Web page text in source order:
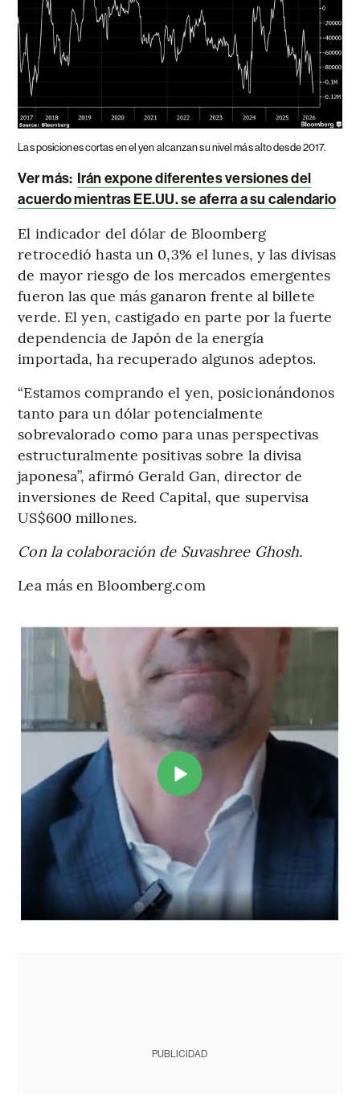
Las posiciones cortas en el yen alcanzan su nivel más alto desde 2017.
Ver más: Irán expone diferentes versiones del
acuerdo mientras EE.UU. se aferra a su calendario
El indicador del dólar de Bloomberg
retrocedió hasta un 0,3% el lunes, y las divisas
de mayor riesgo de los mercados emergentes
fueron las que más ganaron frente al billete
verde. El yen, castigado en parte por la fuerte
dependencia de Japón de la energía
importada, ha recuperado algunos adeptos.
“Estamos comprando el yen, posicionándonos
tanto para un dólar potencialmente
sobrevalorado como para unas perspectivas
estructuralmente positivas sobre la divisa
japonesa”, afirmó Gerald Gan, director de
inversiones de Reed Capital, que supervisa
US$600 millones.
Con la colaboración de Suvashree Ghosh.
Lea más en Bloomberg.com
PUBLICIDAD